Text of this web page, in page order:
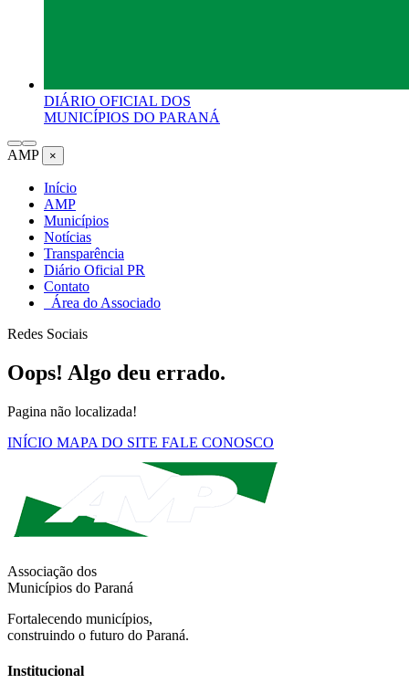
DIÁRIO OFICIAL DOS
MUNICÍPIOS DO PARANÁ
AMP ×
Início
AMP
Municípios
Notícias
Transparência
Diário Oficial PR
Contato
Área do Associado
Redes Sociais
Oops! Algo deu errado.
Pagina não localizada!
INÍCIO MAPA DO SITE FALE CONOSCO
Associação dos
Municípios do Paraná
Fortalecendo municípios,
construindo o futuro do Paraná.
Institucional